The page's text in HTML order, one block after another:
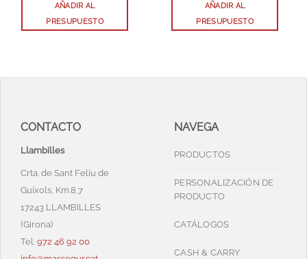
AÑADIR AL
PRESUPUESTO
AÑADIR AL
PRESUPUESTO
CONTACTO
Llambilles
Crta. de Sant Feliu de
Guíxols, Km.8,7
17243 LLAMBILLES
(Girona)
Tel. 972 46 92 00
NAVEGA
PRODUCTOS
PERSONALIZACIÓN DE
PRODUCTO
CATÁLOGOS
CASH & CARRY